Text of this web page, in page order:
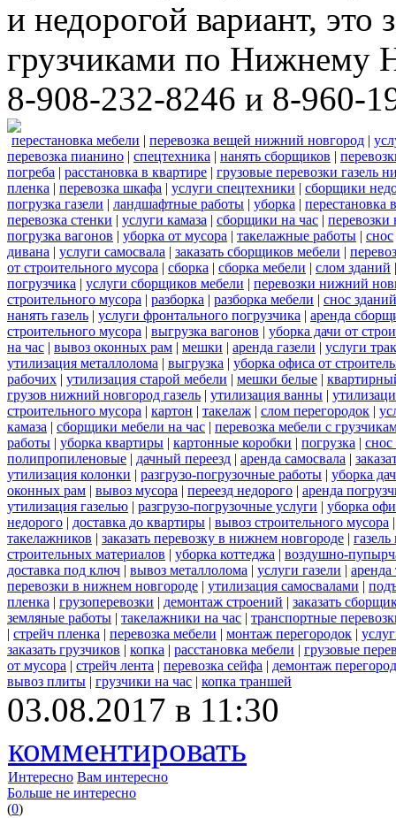
и недорогой вариант, это
грузчиками по Нижнему
8-908-232-8246 и 8-960-
перестановка мебели | перевозка вещей нижний новгород |
перевозка пианино | спецтехника | нанять сборщиков |
погреба | расстановка в квартире | грузовые перевозки газель
пленка | перевозка шкафа | услуги спецтехники | сборщики
погрузка газели | ландшафтные работы | уборка | перестановка
перевозка стенки | услуги камаза | сборщики на час | перевозки
погрузка вагонов | уборка от мусора | такелажные работы | снос
дивана | услуги самосвала | заказать сборщиков мебели |
от строительного мусора | сборка | сборка мебели | слом зданий
погрузчика | услуги сборщиков мебели | перевозки нижний
строительного мусора | разборка | разборка мебели | снос зданий
нанять газель | услуги фронтального погрузчика | аренда
строительного мусора | выгрузка вагонов | уборка дачи от
на час | вывоз оконных рам | мешки | аренда газели | услуги
утилизация металлолома | выгрузка | уборка офиса от
рабочих | утилизация старой мебели | мешки белые |
грузов нижний новгород газель | утилизация ванны |
строительного мусора | картон | такелаж | слом перегородок |
камаза | сборщики мебели на час | перевозка мебели с
работы | уборка квартиры | картонные коробки | погрузка | снос
полипропиленовые | дачный переезд | аренда самосвала |
утилизация колонки | разгрузо-погрузочные работы | уборка
оконных рам | вывоз мусора | переезд недорого | аренда
утилизация газелью | разгрузо-погрузочные услуги | уборка
недорого | доставка до квартиры | вывоз строительного мусора
такелажников | заказать перевозку в нижнем новгороде |
строительных материалов | уборка коттеджа | воздушно-
доставка под ключ | вывоз металлолома | услуги газели | аренда
перевозки в нижнем новгороде | утилизация самосвалами |
пленка | грузоперевозки | демонтаж строений | заказать
земляные работы | такелажники на час | транспортные
| стрейч пленка | перевозка мебели | монтаж перегородок |
заказать грузчиков | копка | расстановка мебели | грузовые
от мусора | стрейч лента | перевозка сейфа | демонтаж
вывоз плиты | грузчики на час | копка траншей
03.08.2017 в 11:30
комментировать
Интересно Вам интересно
Больше не интересно
(0)